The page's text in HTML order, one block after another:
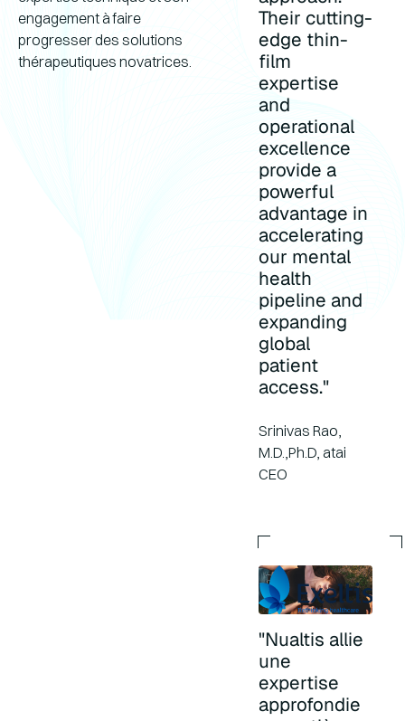
engagement à faire
progresser des solutions
thérapeutiques novatrices.
Their cutting-
edge thin-
film
expertise
and
operational
excellence
provide a
powerful
advantage in
accelerating
our mental
health
pipeline and
expanding
global
patient
access."
Srinivas Rao,
M.D.,Ph.D, atai
CEO
"Nualtis allie
une
expertise
approfondie